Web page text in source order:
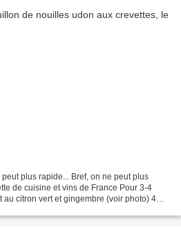
plus rapide... Bref, on ne peut plus
de cuisine et vins de France Pour 3-4
au citron vert et gingembre (voir photo) 4